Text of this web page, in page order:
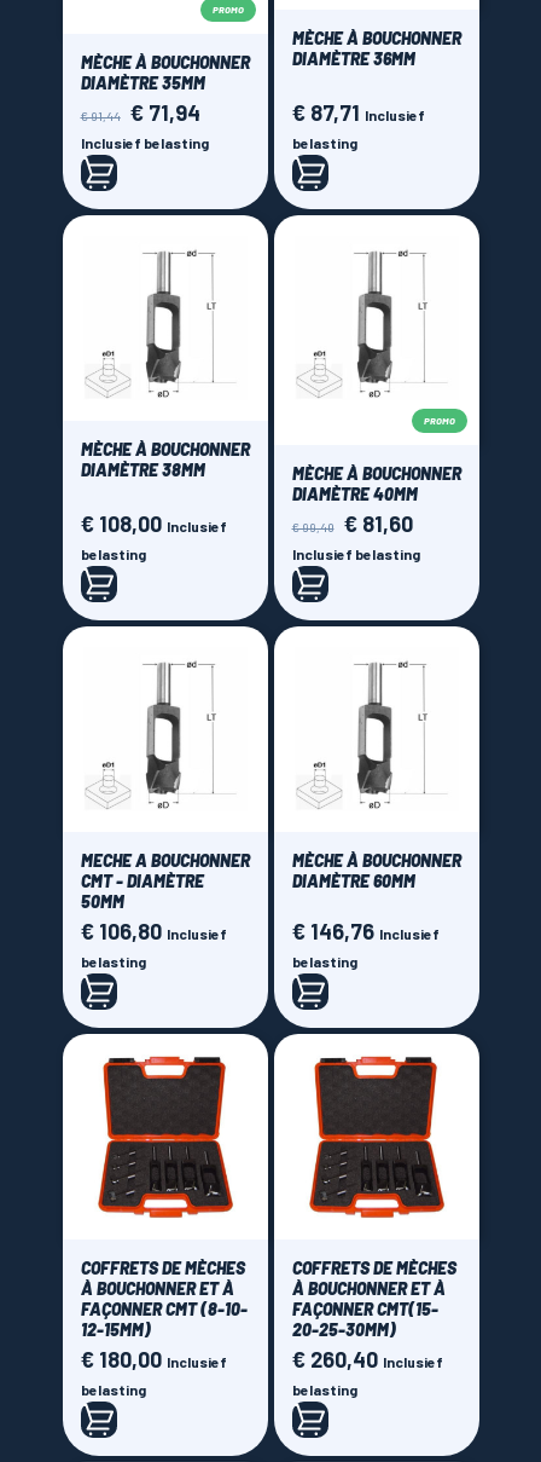
PROMO
MÈCHE À BOUCHONNER
DIAMÈTRE 35MM
Normale
prijs
€ 91,44 Prijs
€ 71,94
Inclusief belasting
MÈCHE À BOUCHONNER
DIAMÈTRE 36MM
Prijs
€ 87,71 Inclusief
belasting
MÈCHE À BOUCHONNER
DIAMÈTRE 38MM
Prijs
€ 108,00 Inclusief
belasting
PROMO
MÈCHE À BOUCHONNER
DIAMÈTRE 40MM
Normale
prijs
€ 99,40 Prijs
€ 81,60
Inclusief belasting
MECHE A BOUCHONNER
CMT - DIAMÈTRE
50MM
Prijs
€ 106,80 Inclusief
belasting
MÈCHE À BOUCHONNER
DIAMÈTRE 60MM
Prijs
€ 146,76 Inclusief
belasting
COFFRETS DE MÈCHES
À BOUCHONNER ET À
FAÇONNER CMT (8-10-
12-15MM)
Prijs
€ 180,00 Inclusief
belasting
COFFRETS DE MÈCHES
À BOUCHONNER ET À
FAÇONNER CMT(15-
20-25-30MM)
Prijs
€ 260,40 Inclusief
belasting